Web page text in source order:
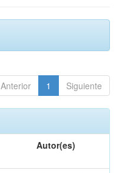
Anterior 1 Siguiente
Autor(es)